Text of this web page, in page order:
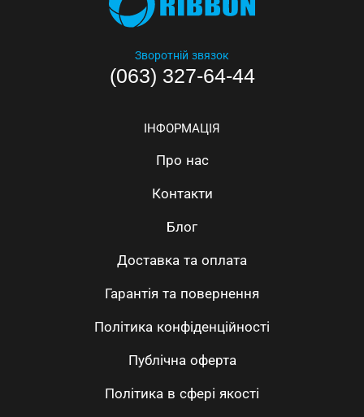
Зворотній звязок
(063) 327-64-44
ІНФОРМАЦІЯ
Про нас
Контакти
Блог
Доставка та оплата
Гарантія та повернення
Політика конфіденційності
Публічна оферта
Політика в сфері якості